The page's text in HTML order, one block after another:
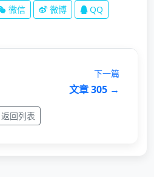
微信 微博 QQ
下一篇
文章 305 →
返回列表